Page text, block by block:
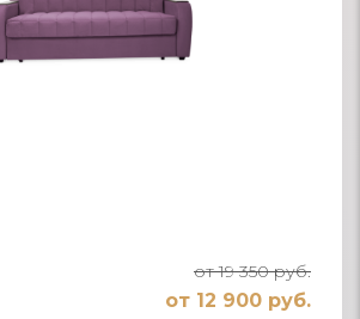
от 19 350 руб.
от 12 900 руб.